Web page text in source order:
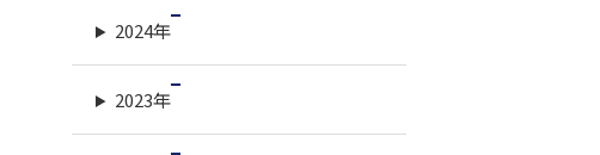
2024年
2023年